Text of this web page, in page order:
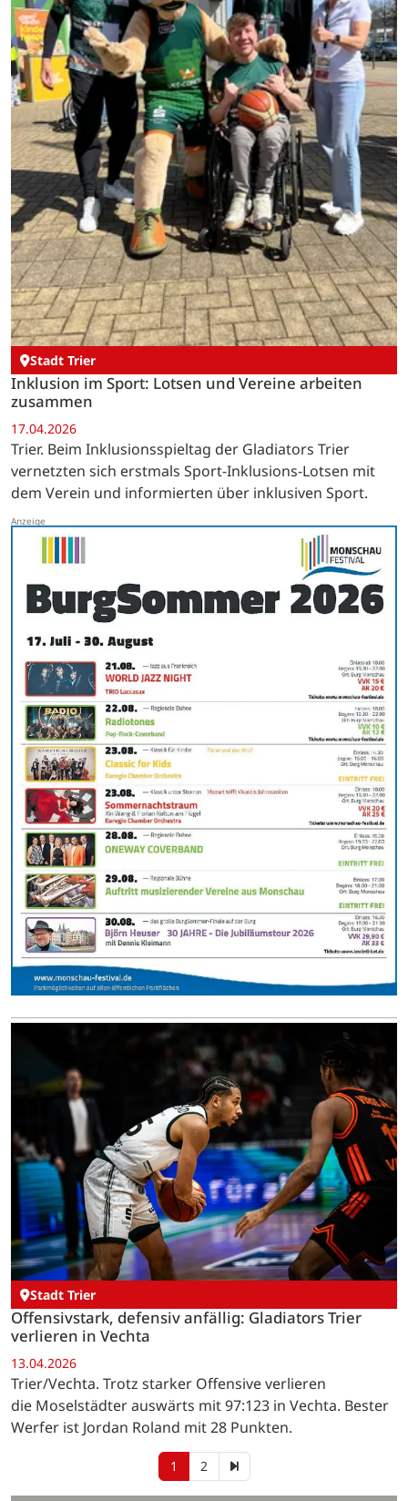
Stadt Trier
Inklusion im Sport: Lotsen und Vereine arbeiten
zusammen
17.04.2026
Trier. Beim Inklusionsspieltag der Gladiators Trier
vernetzten sich erstmals Sport-Inklusions-Lotsen mit
dem Verein und informierten über inklusiven Sport.
Stadt Trier
Offensivstark, defensiv anfällig: Gladiators Trier
verlieren in Vechta
13.04.2026
Trier/Vechta. Trotz starker Offensive verlieren
die Moselstädter auswärts mit 97:123 in Vechta. Bester
Werfer ist Jordan Roland mit 28 Punkten.
1 2